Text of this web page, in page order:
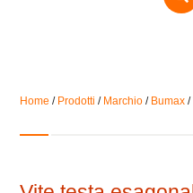
Home / Prodotti / Marchio / Bumax /